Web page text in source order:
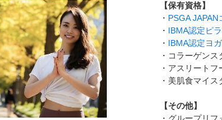
【保有資格】
・ PSGA
・
IBMA認定ピ
・
IBMA認定ヨ
・コラーゲン
・アスリート
・美肌食マイス
【その他】